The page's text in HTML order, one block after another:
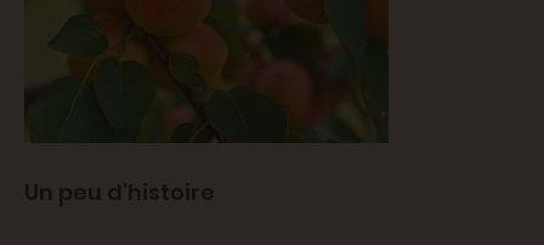
Un peu d'histoire